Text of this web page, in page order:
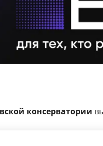
консерватории